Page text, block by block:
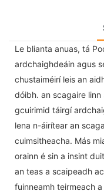
Le blianta anuas, tá
ardchaighdeáin agus
chustaiméirí leis an
dóibh. an scagaire linn
gcuirimid táirgí
lena n-áirítear an
cuimsitheacha. Más
orainn é sin a insint
an teas a scaipeadh
fuinneamh teirmeach